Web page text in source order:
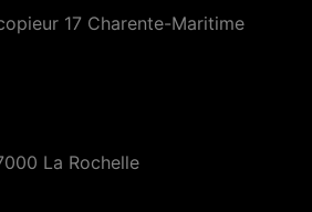
17 Charente-Maritime
La Rochelle